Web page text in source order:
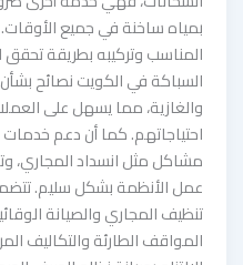
بمياه ساخنة في جميع
المناسب وتركيبه بطريقة
السباكة في الكويت نصائح بشأن
والغازية، مما يسهل على
احتياجاتهم. كما أن دعم
مشاكل مثل انسداد المجاري،
عمل الأنظمة بشكل سليم.
تنظيف المجاري والصيانة
المواقف الطارئة والتكاليف